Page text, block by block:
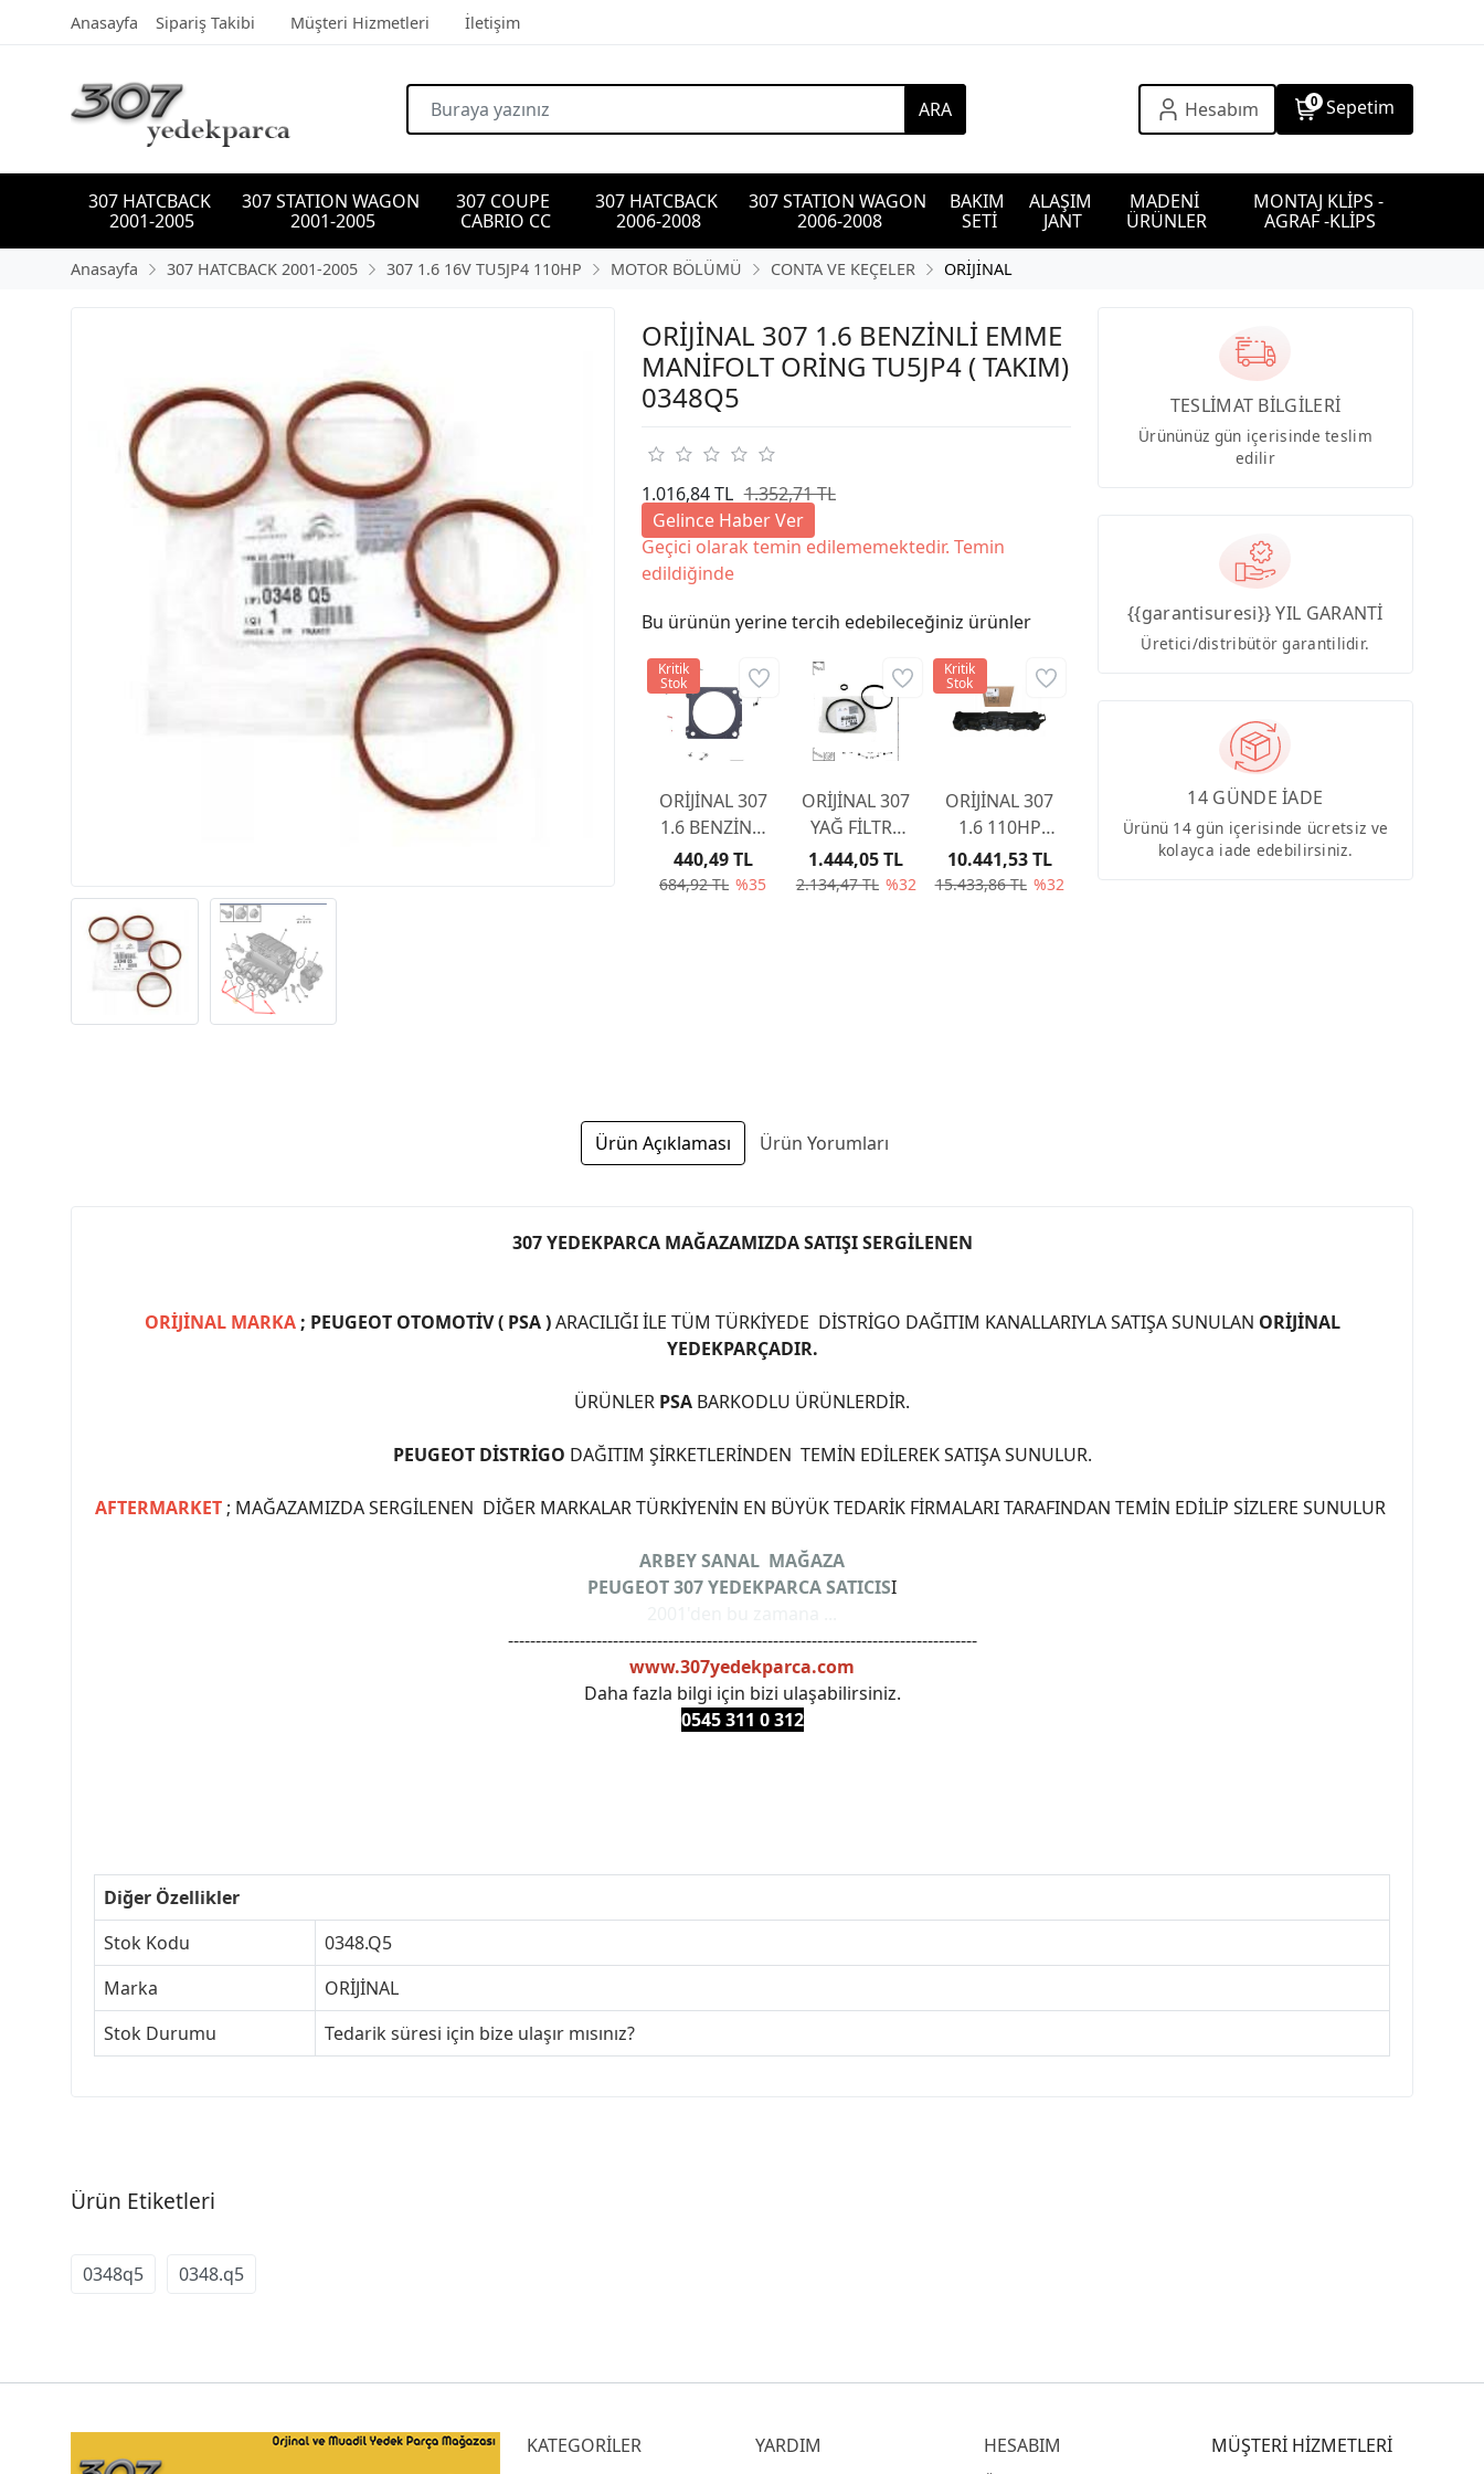
Anasayfa Sipariş Takibi Müşteri Hizmetleri İletişim
ARA Hesabım 0 Sepetim
307 HATCBACK
2001-2005
307 STATION WAGON
2001-2005
307 COUPE
CABRIO CC
307 HATCBACK
2006-2008
307 STATION WAGON
2006-2008
BAKIM
SETİ
ALAŞIM
JANT
MADENİ
ÜRÜNLER
MONTAJ KLİPS -
AGRAF -KLİPS
Anasayfa 307 HATCBACK 2001-2005 307 1.6 16V TU5JP4 110HP MOTOR BÖLÜMÜ CONTA VE KEÇELER ORİJİNAL
ORİJİNAL 307 1.6 BENZİNLİ EMME
MANİFOLT ORİNG TU5JP4 ( TAKIM)
0348Q5
1.016,84 TL 1.352,71 TL
Gelince Haber Ver
Geçici olarak temin edilememektedir. Temin
edildiğinde
Bu ürünün yerine tercih edebileceğiniz ürünler
ORİJİNAL 307
1.6 BENZİNLİ
EGZOZ
KATALİZÖR
684,92 TL %35
440,49 TL
Kritik
Stok
ORİJİNAL 307
YAĞ FİLTRE
KÜTÜK
CONTA
2.134,47 TL %32
1.444,05 TL
ORİJİNAL 307
1.6 110HP
TU5JP4
KÜLBÜTÖR
15.433,86 TL %32
10.441,53 TL
Kritik
Stok
TESLİMAT BİLGİLERİ
Ürününüz gün içerisinde teslim
edilir
{{garantisuresi}} YIL GARANTİ
Üretici/distribütör garantilidir.
14 GÜNDE İADE
Ürünü 14 gün içerisinde ücretsiz ve
kolayca iade edebilirsiniz.
Ürün Açıklaması Ürün Yorumları
307 YEDEKPARCA MAĞAZAMIZDA SATIŞI SERGİLENEN
ORİJİNAL MARKA; PEUGEOT OTOMOTİV ( PSA )ARACILIĞI İLE TÜM TÜRKİYEDE DİSTRİGO DAĞITIM KANALLARIYLA SATIŞA SUNULAN ORİJİNAL
YEDEKPARÇADIR.
ÜRÜNLER PSA BARKODLU ÜRÜNLERDİR.
PEUGEOT DİSTRİGO DAĞITIM ŞİRKETLERİNDEN TEMİN EDİLEREK SATIŞA SUNULUR.
AFTERMARKET ; MAĞAZAMIZDA SERGİLENEN DİĞER MARKALAR TÜRKİYENİN EN BÜYÜK TEDARİK FİRMALARI TARAFINDAN TEMİN EDİLİP SİZLERE SUNULUR
ARBEY SANAL MAĞAZA
PEUGEOT 307 YEDEKPARCA SATICISI
-------------------------------------------------------------------------------------
www.307yedekparca.com
Daha fazla bilgi için bizi ulaşabilirsiniz.
0545 311 0 312
Diğer Özellikler
Stok Kodu
0348.Q5
Marka
ORİJİNAL
Stok Durumu
Tedarik süresi için bize ulaşır mısınız?
Ürün Etiketleri
0348q5 0348.q5
KATEGORİLER YARDIM HESABIM MÜŞTERİ HİZMETLERİ